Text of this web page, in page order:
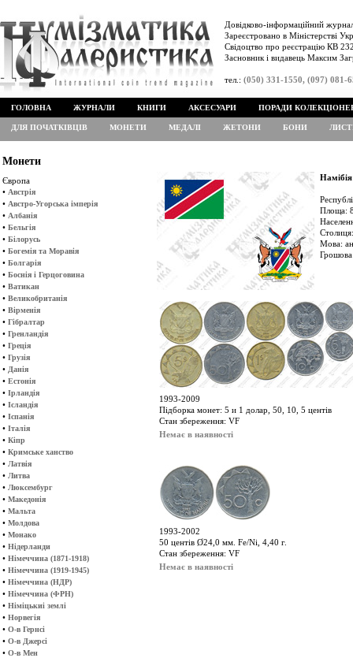
Довідково-інформаційний
Зареєстровано в Міністерстві
Свідоцтво про реєстрацію КВ
Засновник і видавець Максим
тел.: (050) 331-1550, (097) 081-
ГОЛОВНА ЖУРНАЛИ КНИГИ АКСЕСУАРИ ПОРАДИ
ДЛЯ ПОЧАТКІВЦІВ МОНЕТИ МЕДАЛІ ЖЕТОНИ БОНИ
Монети
Європа
• Австрія
• Австро-Угорська імперія
• Албанія
• Бельгія
• Білорусь
• Богемія та Моравія
• Болгарія
• Боснія і Герцоговина
• Ватикан
• Великобританія
• Вірменія
• Гібралтар
• Гренландія
• Греція
• Грузія
• Данія
• Естонія
• Ірландія
• Ісландія
• Іспанія
• Італія
• Кіпр
• Кримське ханство
• Латвія
• Литва
• Люксембург
• Македонія
• Мальта
• Молдова
• Монако
• Нідерланди
• Німеччина (1871-1918)
• Німеччина (1919-1945)
• Німеччина (НДР)
• Німеччина (ФРН)
• Німіцькиі землі
• Норвегія
• О-в Гернсі
• О-в Джерсі
• О-в Мен
Намібія
Площа:
Мова:
Грошова
1993-2009
Підборка монет: 5 и 1 долар, 50, 10, 5 центів
Стан збереження: VF
Немає в наявності
1993-2002
50 центів Ø24,0 мм. Fe/Ni, 4,40 г.
Стан збереження: VF
Немає в наявності